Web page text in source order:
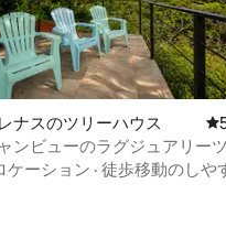
ナスのツリーハウス レ
ンビューのラグジュアリー
（ジャグジー付き）
ケーション · 徒歩移動のしや